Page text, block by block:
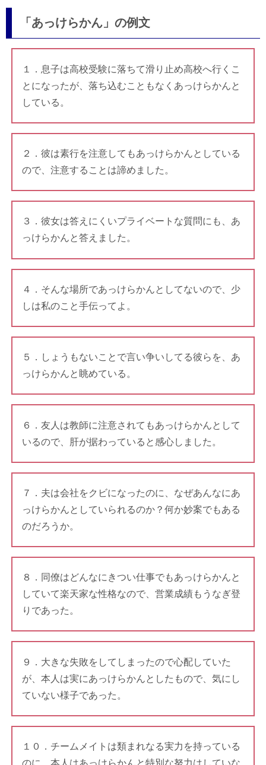
「あっけらかん」の例文
１．息子は高校受験に落ちて滑り止め高校へ行くこ
とになったが、落ち込むこともなくあっけらかんと
している。
２．彼は素行を注意してもあっけらかんとしている
ので、注意することは諦めました。
３．彼女は答えにくいプライベートな質問にも、あ
っけらかんと答えました。
４．そんな場所であっけらかんとしてないので、少
しは私のこと手伝ってよ。
５．しょうもないことで言い争いしてる彼らを、あ
っけらかんと眺めている。
６．友人は教師に注意されてもあっけらかんとして
いるので、肝が据わっていると感心しました。
７．夫は会社をクビになったのに、なぜあんなにあ
っけらかんとしていられるのか？何か妙案でもある
のだろうか。
８．同僚はどんなにきつい仕事でもあっけらかんと
していて楽天家な性格なので、営業成績もうなぎ登
りであった。
９．大きな失敗をしてしまったので心配していた
が、本人は実にあっけらかんとしたもので、気にし
ていない様子であった。
１０．チームメイトは類まれなる実力を持っている
のに、本人はあっけらかんと特別な努力はしていな